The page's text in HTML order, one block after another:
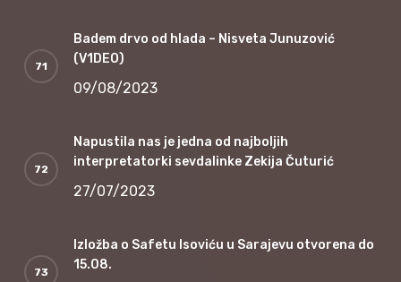
Badem drvo od hlada – Nisveta Junuzović
(V1DEO)
09/08/2023
Napustila nas je jedna od najboljih
interpretatorki sevdalinke Zekija Čuturić
27/07/2023
Izložba o Safetu Isoviću u Sarajevu otvorena do
15.08.